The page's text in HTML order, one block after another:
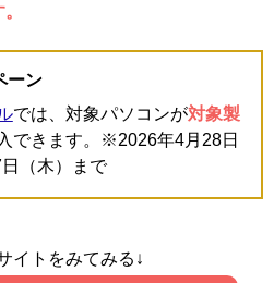
ーン
では、対象パソコンが対象製
できます。※2026年4月28日
日（木）まで
イトをみてみる↓